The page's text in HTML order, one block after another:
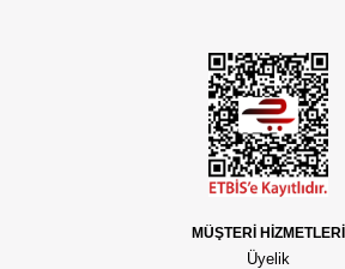
MÜŞTERİ HİZMETLERİ
Üyelik